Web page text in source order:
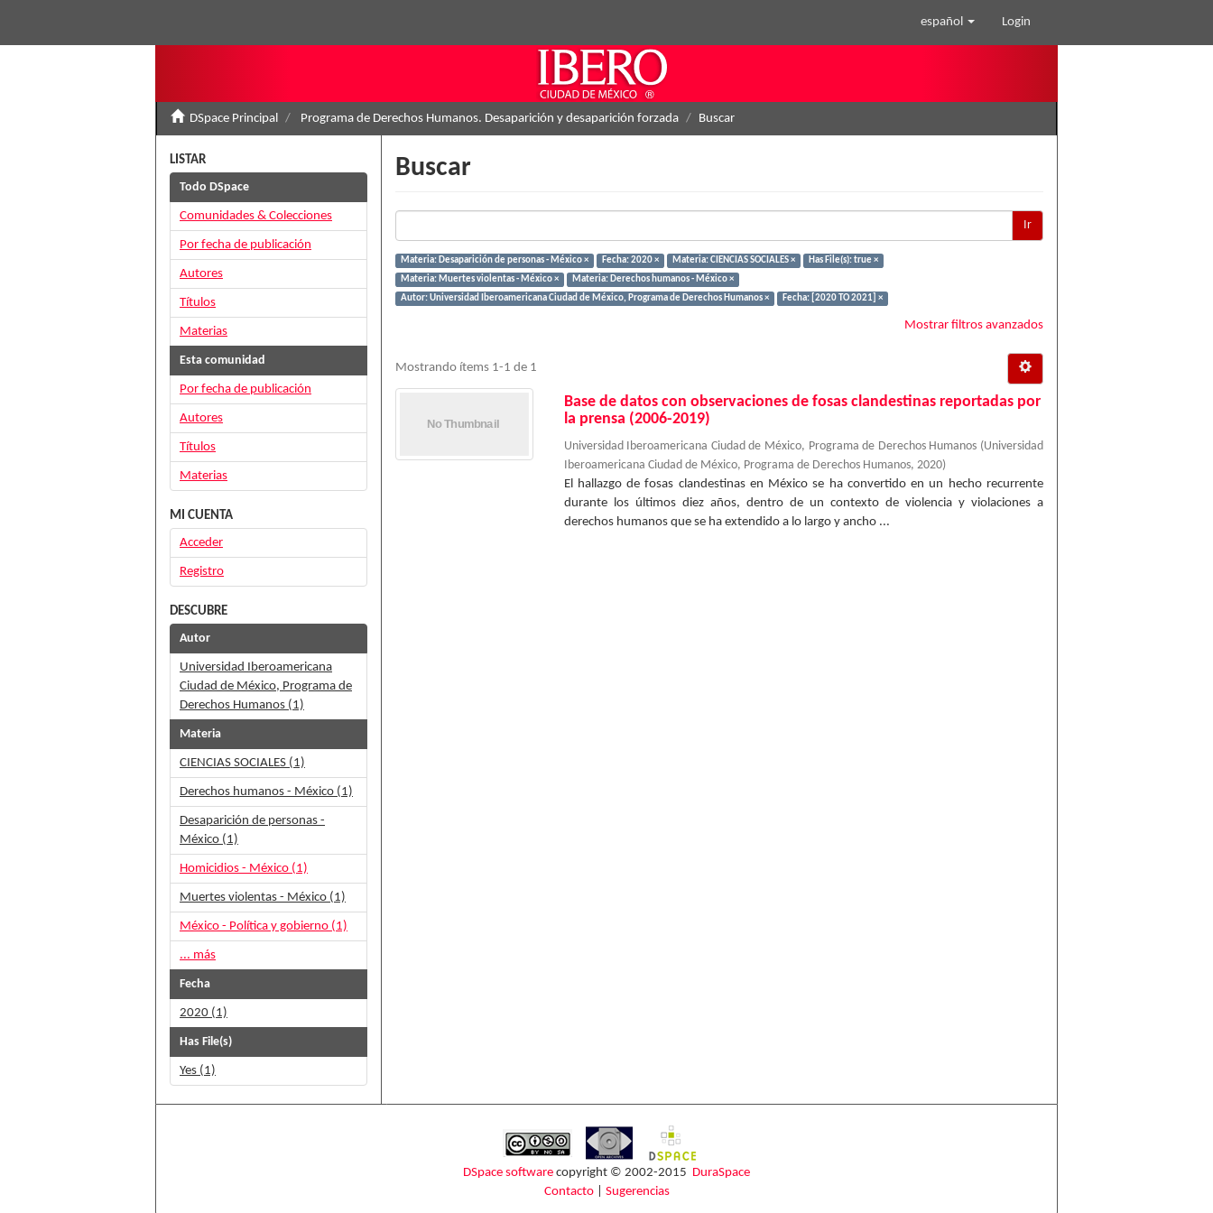
español Login
DSpace Principal Programa de Derechos Humanos. Desaparición y desaparición forzada Buscar
Buscar
Ir
Materia: Desaparición de personas - México × Fecha: 2020 × Materia: CIENCIAS SOCIALES ×
Has File(s): true ×
Materia: Muertes violentas - México ×
Materia: Derechos humanos - México ×
Autor: Universidad Iberoamericana Ciudad de México, Programa de Derechos Humanos ×
Fecha: [2020 TO 2021] ×
Mostrar filtros avanzados
Mostrando ítems 1-1 de 1
Base de datos con observaciones de fosas clandestinas reportadas por
la prensa (2006-2019)
Universidad Iberoamericana Ciudad de México, Programa de Derechos Humanos (Universidad
Iberoamericana Ciudad de México, Programa de Derechos Humanos, 2020)
El hallazgo de fosas clandestinas en México se ha convertido en un hecho recurrente
durante los últimos diez años, dentro de un contexto de violencia y violaciones a
derechos humanos que se ha extendido a lo largo y ancho ...
LISTAR
Todo DSpace
Comunidades & Colecciones
Por fecha de publicación
Autores
Títulos
Materias
Esta comunidad
Por fecha de publicación
Autores
Títulos
Materias
MI CUENTA
Acceder
Registro
DESCUBRE
Autor
Universidad Iberoamericana
Ciudad de México, Programa de
Derechos Humanos (1)
Materia
CIENCIAS SOCIALES (1)
Derechos humanos - México (1)
Desaparición de personas -
México (1)
Homicidios - México (1)
Muertes violentas - México (1)
México - Política y gobierno (1)
... más
Fecha
2020 (1)
Has File(s)
Yes (1)
DSpace software copyright © 2002-2015 DuraSpace
Contacto| Sugerencias